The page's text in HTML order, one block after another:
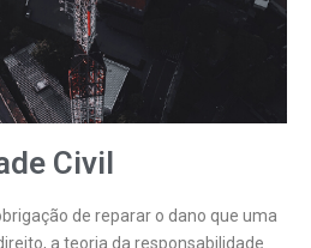
Civil
de reparar o dano que uma
a teoria da responsabilidade